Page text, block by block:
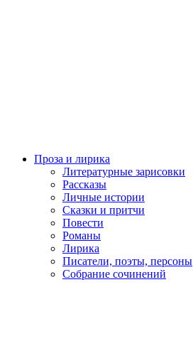
Проза и лирика
Литературные зарисовки
Рассказы
Личные истории
Сказки и притчи
Повести
Романы
Лирика
Писатели, поэты, персоны
Собрание сочинений